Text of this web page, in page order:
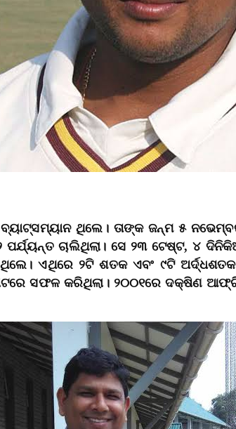
ଥିଲେ। ତାଙ୍କ ଜନ୍ମ ୫
ଚାଲିଥିଲା। ସେ ୨୩ ଟେଷ୍ଟ, ୪
ଏଥିରେ ୨ଟି ଶତକ ଏବଂ ୯ଟି ଅର୍ଦ୍ଧଶତକ
ସଫଳ କରିଥିଲା। ୨୦୦୧ରେ ଦକ୍ଷିଣ